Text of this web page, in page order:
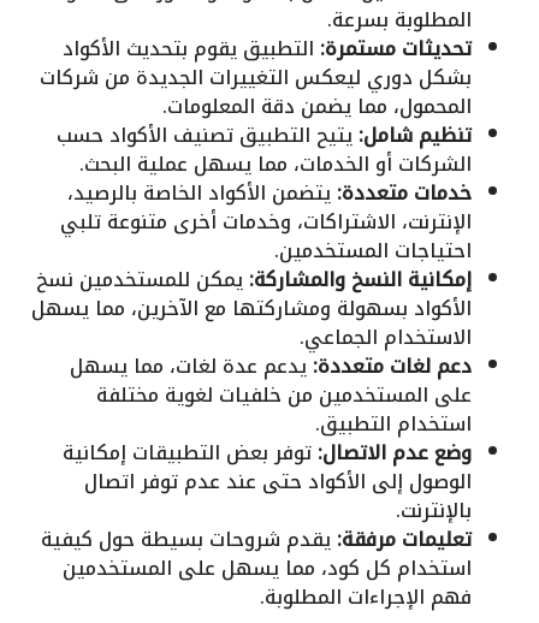
المطلوبة بسرعة.
تحديثات مستمرة: التطبيق يقوم بتحديث الأكواد
بشكل دوري ليعكس التغييرات الجديدة من شركات
المحمول، مما يضمن دقة المعلومات.
تنظيم شامل:يتيح التطبيق تصنيف الأكواد حسب
الشركات أو الخدمات، مما يسهل عملية البحث.
خدمات متعددة:يتضمن الأكواد الخاصة بالرصيد،
الإنترنت، الاشتراكات، وخدمات أخرى متنوعة تلبي
احتياجات المستخدمين.
إمكانية النسخ والمشاركة:يمكن للمستخدمين نسخ
الأكواد بسهولة ومشاركتها مع الآخرين، مما يسهل
الاستخدام الجماعي.
دعم لغات متعددة:يدعم عدة لغات، مما يسهل
على المستخدمين من خلفيات لغوية مختلفة
استخدام التطبيق.
وضع عدم الاتصال:توفر بعض التطبيقات إمكانية
الوصول إلى الأكواد حتى عند عدم توفر اتصال
بالإنترنت.
تعليمات مرفقة:يقدم شروحات بسيطة حول كيفية
استخدام كل كود، مما يسهل على المستخدمين
فهم الإجراءات المطلوبة.